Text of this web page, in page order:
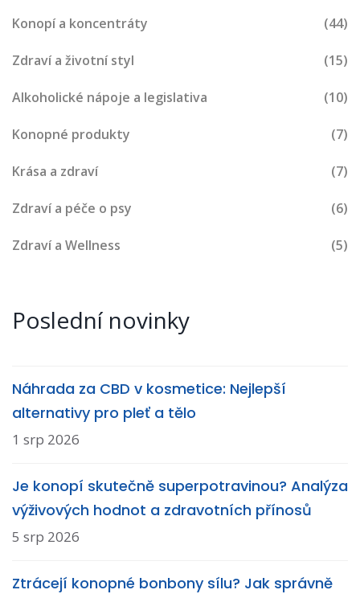
Konopí a koncentráty (44)
Zdraví a životní styl (15)
Alkoholické nápoje a legislativa (10)
Konopné produkty (7)
Krása a zdraví (7)
Zdraví a péče o psy (6)
Zdraví a Wellness (5)
Poslední novinky
Náhrada za CBD v kosmetice: Nejlepší
alternativy pro pleť a tělo
1 srp 2026
Je konopí skutečně superpotravinou? Analýza
výživových hodnot a zdravotních přínosů
5 srp 2026
Ztrácejí konopné bonbony sílu? Jak správně